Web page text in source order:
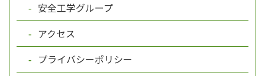
安全工学グループ
アクセス
プライバシーポリシー